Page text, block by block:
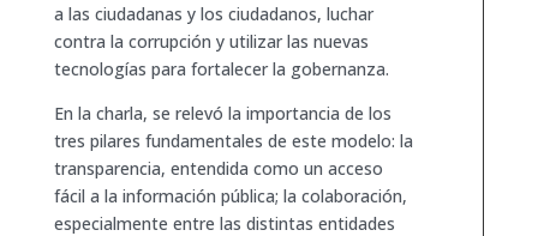
a las ciudadanas y los ciudadanos, luchar
contra la corrupción y utilizar las nuevas
tecnologías para fortalecer la gobernanza.
En la charla, se relevó la importancia de los
tres pilares fundamentales de este modelo: la
transparencia, entendida como un acceso
fácil a la información pública; la colaboración,
especialmente entre las distintas entidades